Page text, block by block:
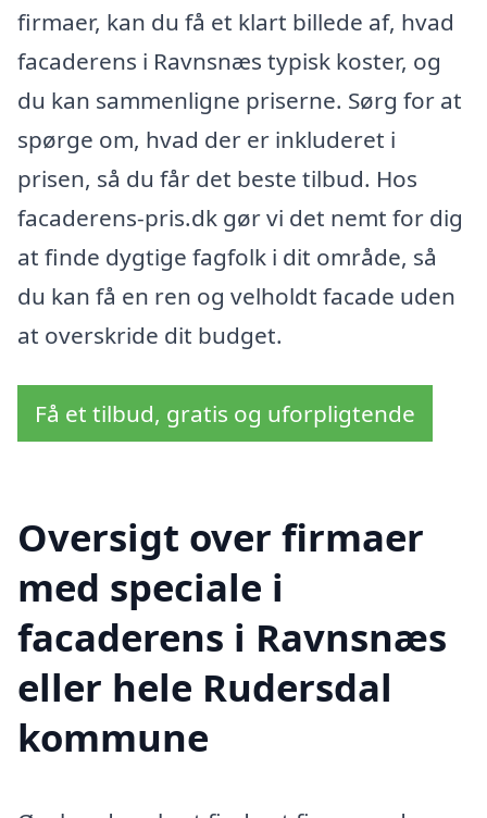
firmaer, kan du få et klart billede af, hvad
facaderens i Ravnsnæs typisk koster, og
du kan sammenligne priserne. Sørg for at
spørge om, hvad der er inkluderet i
prisen, så du får det beste tilbud. Hos
facaderens-pris.dk gør vi det nemt for dig
at finde dygtige fagfolk i dit område, så
du kan få en ren og velholdt facade uden
at overskride dit budget.
Få et tilbud, gratis og uforpligtende
Oversigt over firmaer
med speciale i
facaderens i Ravnsnæs
eller hele Rudersdal
kommune